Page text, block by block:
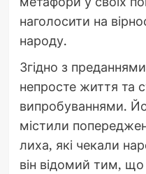
наголосити на
народу.
Згідно з
непросте життя та
випробуваннями.
містили
лиха, які чекали
він відомий тим,